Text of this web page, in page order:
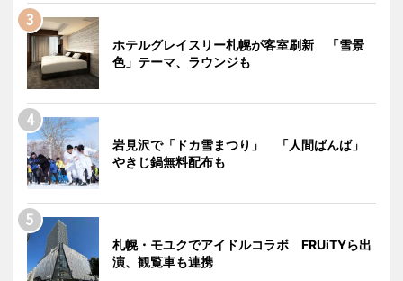
ホテルグレイスリー札幌が客室刷新 「雪景
色」テーマ、ラウンジも
岩見沢で「ドカ雪まつり」 「人間ばんば」
やきじ鍋無料配布も
札幌・モユクでアイドルコラボ FRUiTYら出
演、観覧車も連携